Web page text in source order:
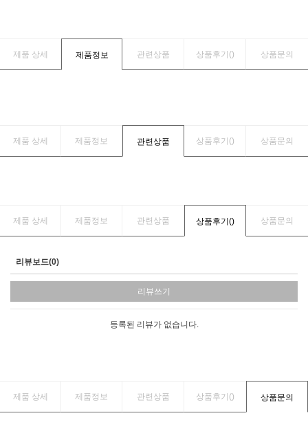
제품 상세 제품정보 관련상품 상품후기() 상품문의
제품 상세 제품정보 관련상품 상품후기() 상품문의
제품 상세 제품정보 관련상품 상품후기() 상품문의
리뷰보드(0)
리뷰쓰기
등록된 리뷰가 없습니다.
제품 상세 제품정보 관련상품 상품후기() 상품문의